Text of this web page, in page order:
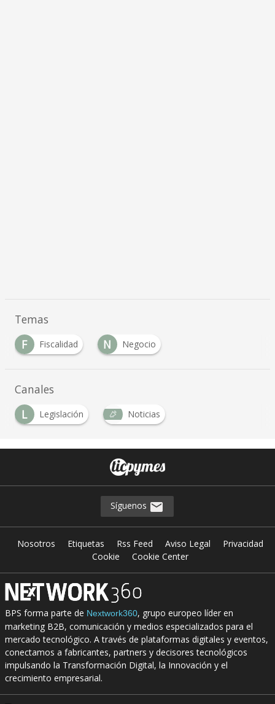
Temas
F
Fiscalidad N Negocio
Canales
L
Legislación Noticias
Síguenos
Nosotros Etiquetas Rss Feed Aviso Legal
Privacidad
Cookie
Cookie Center
BPS forma parte de Nextwork360, grupo europeo líder en
marketing B2B, comunicación y medios especializados para el
mercado tecnológico. A través de plataformas digitales y eventos,
conectamos a fabricantes, partners y decisores tecnológicos
impulsando la Transformación Digital, la Innovación y el
crecimiento empresarial.